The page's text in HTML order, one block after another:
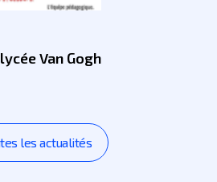
Van Gogh
les actualités